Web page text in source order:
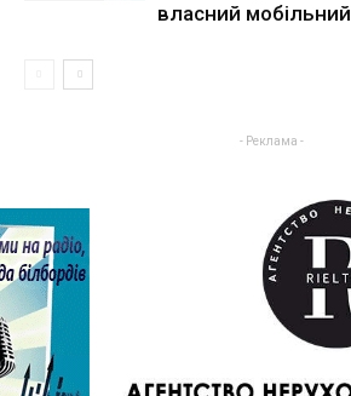
власний
- Реклама -